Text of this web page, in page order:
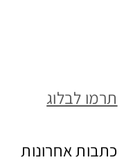
תרמו לבלוג
כתבות אחרונות